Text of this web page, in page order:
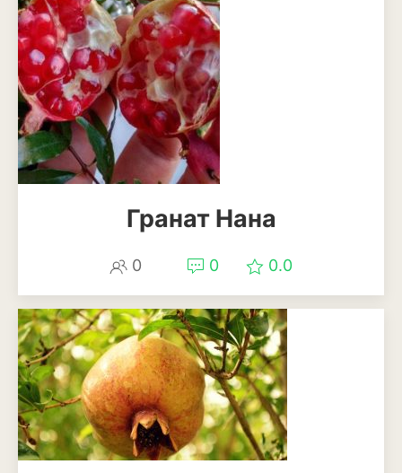
Астильба
Астра
Бархатцы
Гейхера
Георгины
Гортензия
Декоративная капуста
Декоративный лук
Дельфиниум
Ипомея
Гранат Нана
0 0 0.0